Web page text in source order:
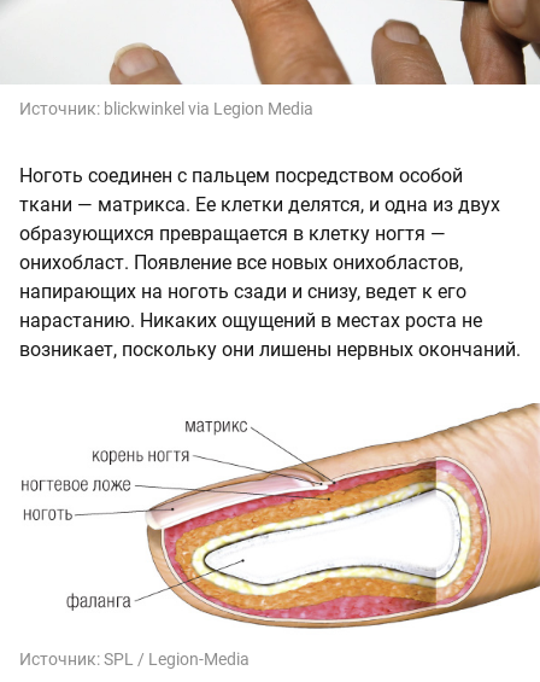
Источник: blickwinkel via Legion Media
Ноготь соединен с пальцем посредством особой
ткани — матрикса. Ее клетки делятся, и одна из двух
образующихся превращается в клетку ногтя —
онихобласт. Появление все новых онихобластов,
напирающих на ноготь сзади и снизу, ведет к его
нарастанию. Никаких ощущений в местах роста не
возникает, поскольку они лишены нервных окончаний.
Источник:SPL / Legion-Media